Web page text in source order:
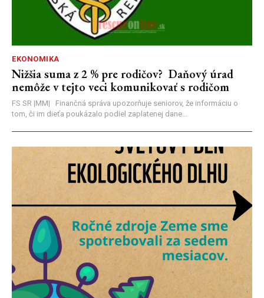
EKONOMIKA
Nižšia suma z 2 % pre rodičov? Daňový úrad
nemôže v tejto veci komunikovať s rodičom
FS SR |MM| Finančná správa upozorňuje seniorov, že informáciu o
tom, či im dieťa poukázalo podiel zaplatenej dane...